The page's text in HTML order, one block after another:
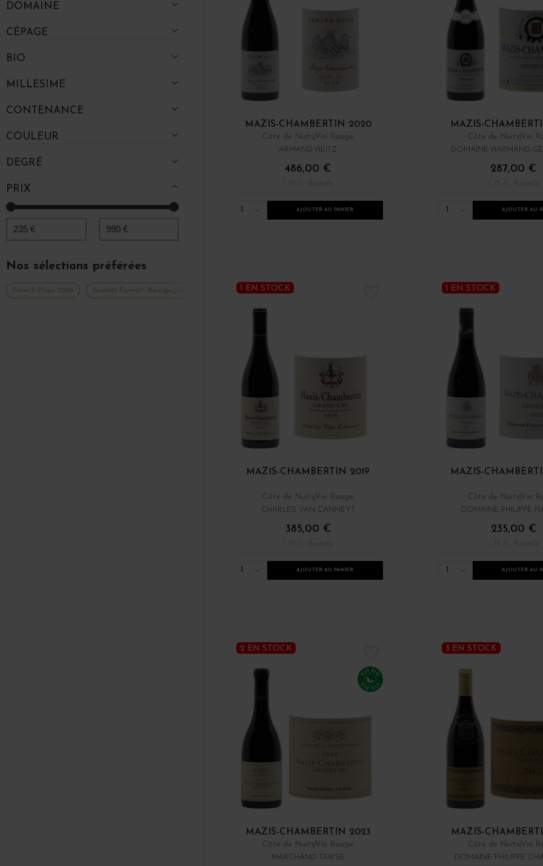
DOMAINE
CÉPAGE
BIO
MILLESIME
CONTENANCE
COULEUR
DEGRÉ
PRIX
235 € 990€
Nos sélections préférées
French Days 2026 Grands Formats Bourgogne Grands vins rouges de Bourgogne Le pinot noir de Gevrey Chambertin Millésimes 2021
MAZIS-CHAMBERTIN 2020
Côte de Nuits Vin Rouge
ARMAND HEITZ
486,00 €
AJOUTER AU PANIER
MAZIS-
Côte de Nuits Vin
DOMAINE HARMAND-
287,00 €
AJOUTER AU
1 EN STOCK
MAZIS-CHAMBERTIN 2019
Côte de Nuits Vin Rouge
CHARLES VAN CANNEYT
385,00 €
AJOUTER AU PANIER
1 EN STOCK
MAZIS-
Côte de Nuits Vin
DOMAINE PHILIPPE
235,00 €
AJOUTER AU
2 EN STOCK
MAZIS-CHAMBERTIN 2023
Côte de Nuits Vin Rouge
MARCHAND-TAWSE
3 EN STOCK
MAZIS-
Côte de Nuits Vin
DOMAINE PHILIPPE